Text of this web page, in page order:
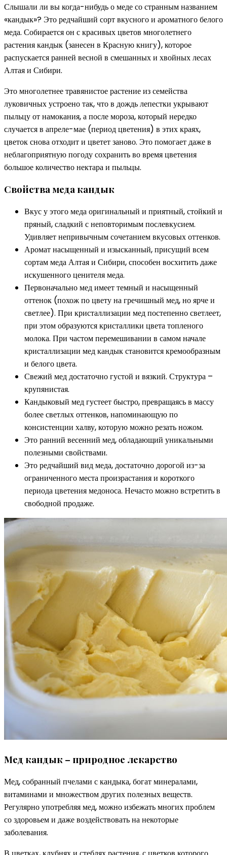
Слышали ли вы когда-нибудь о меде со странным названием
«кандык»? Это редчайший сорт вкусного и ароматного белого
меда. Собирается он с красивых цветов многолетнего
растения кандык (занесен в Красную книгу), которое
распускается ранней весной в смешанных и хвойных лесах
Алтая и Сибири.
Это многолетнее травянистое растение из семейства
луковичных устроено так, что в дождь лепестки укрывают
пыльцу от намокания, а после мороза, который нередко
случается в апреле-мае (период цветения) в этих краях,
цветок снова отходит и цветет заново. Это помогает даже в
неблагоприятную погоду сохранить во время цветения
большое количество нектара и пыльцы.
Свойства меда кандык
Вкус у этого меда оригинальный и приятный, стойкий и
пряный, сладкий с неповторимым послевкусием.
Удивляет непривычным сочетанием вкусовых оттенков.
Аромат насыщенный и изысканный, присущий всем
сортам меда Алтая и Сибири, способен восхитить даже
искушенного ценителя меда.
Первоначально мед имеет темный и насыщенный
оттенок (похож по цвету на гречишный мед, но ярче и
светлее). При кристаллизации мед постепенно светлеет,
при этом образуются кристаллики цвета топленого
молока. При частом перемешивании в самом начале
кристаллизации мед кандык становится кремообразным
и белого цвета.
Свежий мед достаточно густой и вязкий. Структура –
крупянистая.
Кандыковый мед густеет быстро, превращаясь в массу
более светлых оттенков, напоминающую по
консистенции халву, которую можно резать ножом.
Это ранний весенний мед, обладающий уникальными
полезными свойствами.
Это редчайший вид меда, достаточно дорогой из-за
ограниченного места произрастания и короткого
периода цветения медоноса. Нечасто можно встретить в
свободной продаже.
Мед кандык – природное лекарство
Мед, собранный пчелами с кандыка, богат минералами,
витаминами и множеством других полезных веществ.
Регулярно употребляя мед, можно избежать многих проблем
со здоровьем и даже воздействовать на некоторые
заболевания.